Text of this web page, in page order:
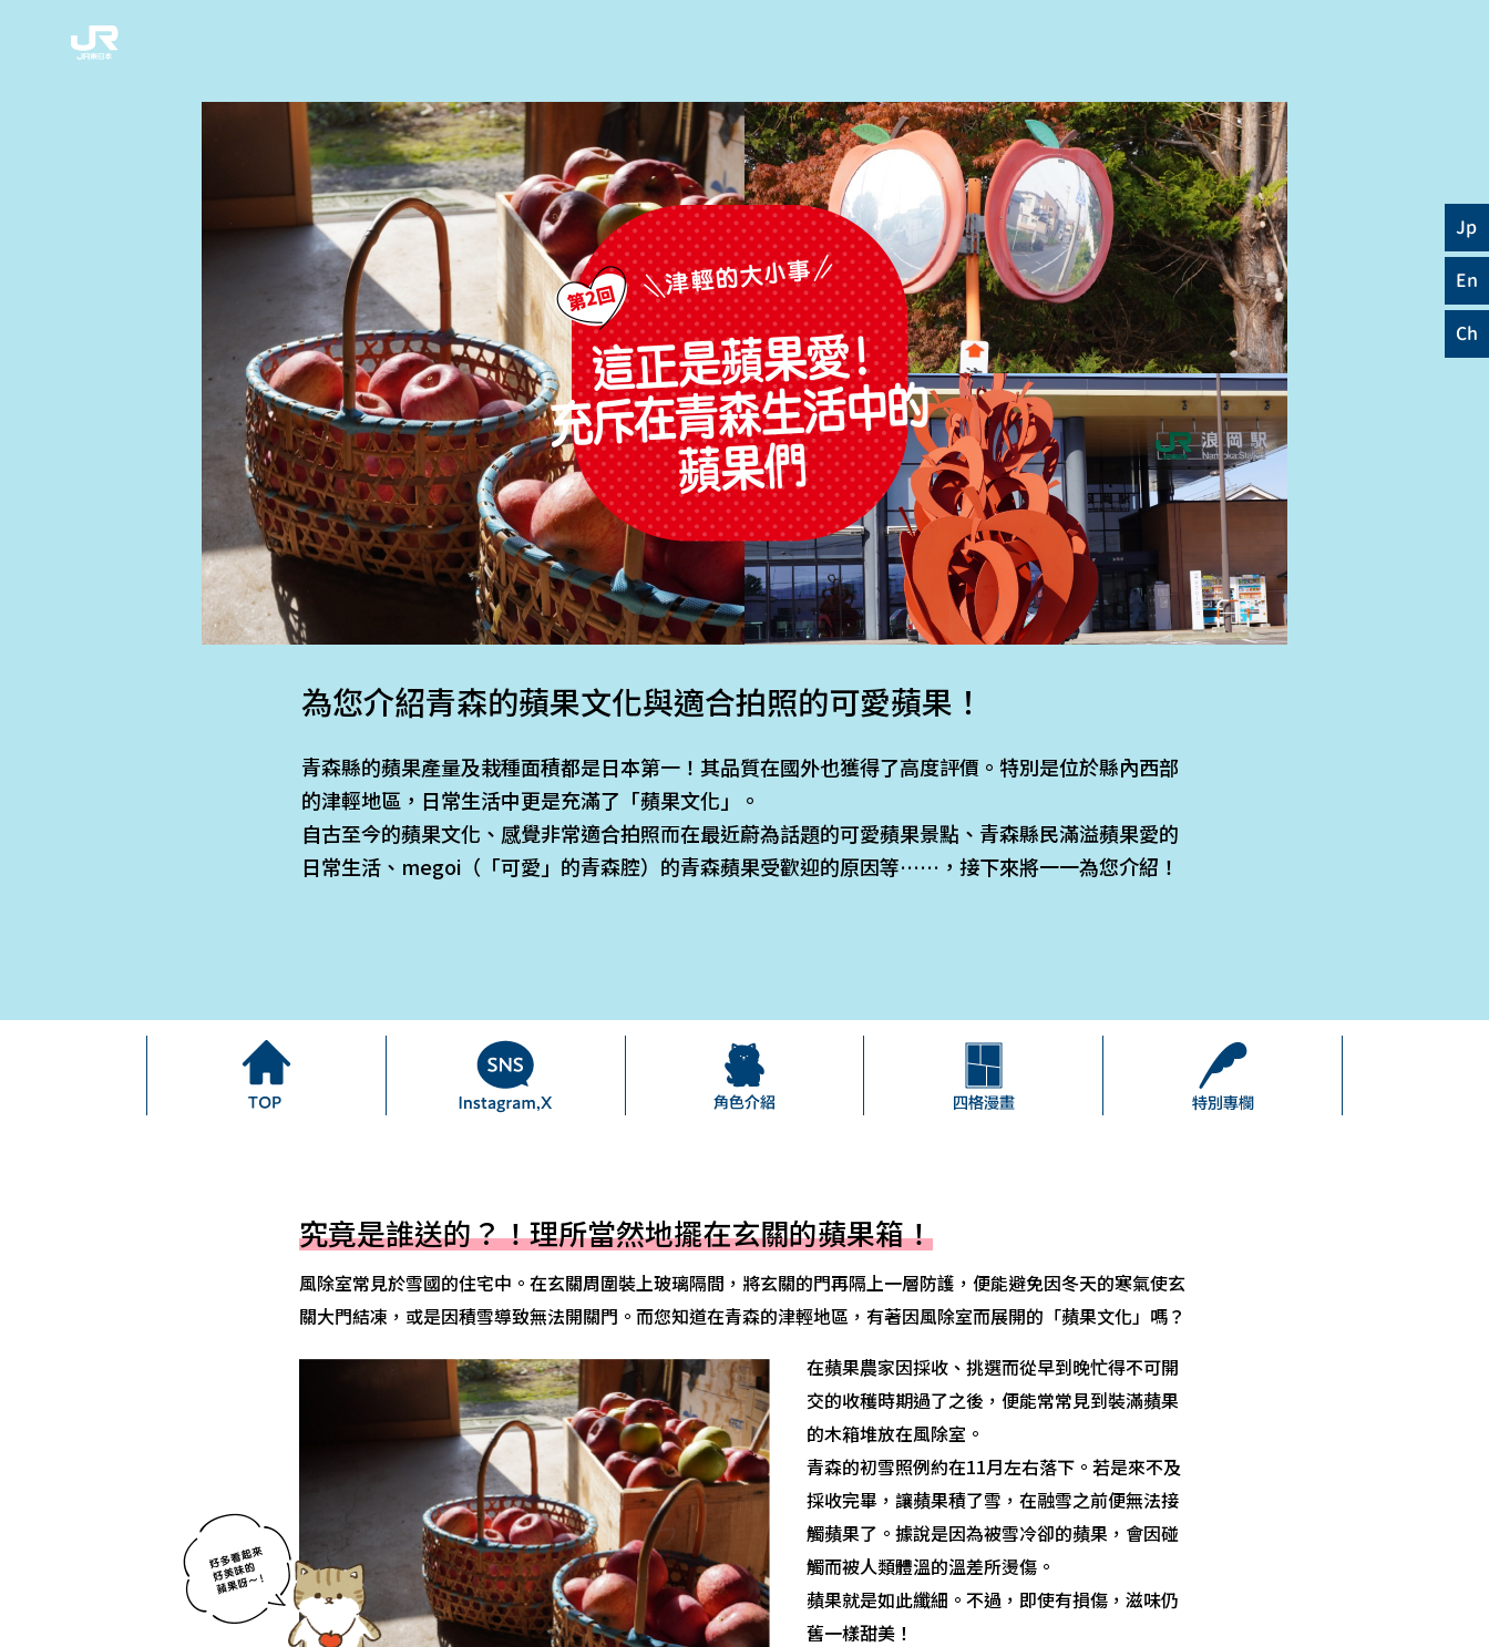
為您介紹青森的蘋果文化與適合拍照的可愛蘋果！
青森縣的蘋果產量及栽種面積都是日本第一！其品質在國外也獲得了高度評價。特別是位於縣內西部
的津輕地區，日常生活中更是充滿了「蘋果文化」。
自古至今的蘋果文化、感覺非常適合拍照而在最近蔚為話題的可愛蘋果景點、青森縣民滿溢蘋果愛的
日常生活、megoi（「可愛」的青森腔）的青森蘋果受歡迎的原因等……，接下來將一一為您介紹！
究竟是誰送的？！理所當然地擺在玄關的蘋果箱！
風除室常見於雪國的住宅中。在玄關周圍裝上玻璃隔間，將玄關的門再隔上一層防護，便能避免因冬天的寒氣使玄
關大門結凍，或是因積雪導致無法開關門。而您知道在青森的津輕地區，有著因風除室而展開的「蘋果文化」嗎？
在蘋果農家因採收、挑選而從早到晚忙得不可開
交的收穫時期過了之後，便能常常見到裝滿蘋果
的木箱堆放在風除室。
青森的初雪照例約在11月左右落下。若是來不及
採收完畢，讓蘋果積了雪，在融雪之前便無法接
觸蘋果了。據說是因為被雪冷卻的蘋果，會因碰
觸而被人類體溫的溫差所燙傷。
蘋果就是如此纖細。不過，即使有損傷，滋味仍
舊一樣甜美！
Jp
En
Ch